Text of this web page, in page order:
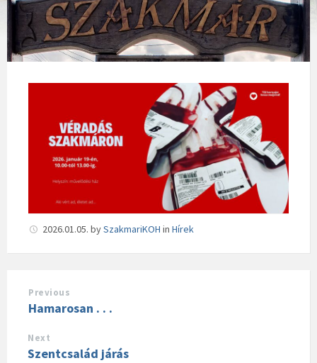
2026.01.05. bySzakmariKOH in Hírek
Previous
Hamarosan . . .
Next
Szentcsalád járás